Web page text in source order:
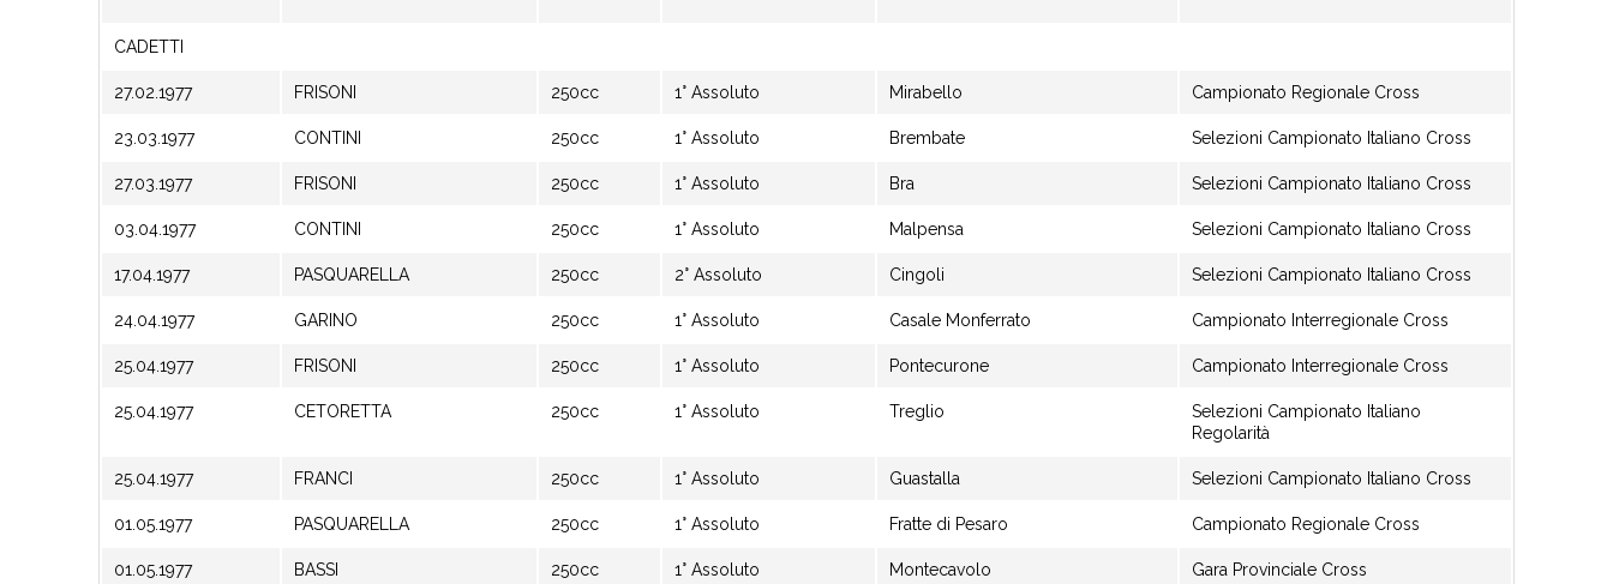
CADETTI
27.02.1977 FRISONI 250cc 1° Assoluto Mirabello Campionato Regionale Cross
23.03.1977 CONTINI 250cc 1° Assoluto Brembate Selezioni Campionato Italiano Cross
27.03.1977 FRISONI 250cc 1° Assoluto Bra Selezioni Campionato Italiano Cross
03.04.1977 CONTINI 250cc 1° Assoluto Malpensa Selezioni Campionato Italiano Cross
17.04.1977 PASQUARELLA 250cc 2° Assoluto Cingoli Selezioni Campionato Italiano Cross
24.04.1977 GARINO 250cc 1° Assoluto Casale Monferrato Campionato Interregionale Cross
25.04.1977 FRISONI 250cc 1° Assoluto Pontecurone Campionato Interregionale Cross
25.04.1977 CETORETTA 250cc 1° Assoluto Treglio
Selezioni Campionato Italiano
Regolarità
25.04.1977 FRANCI 250cc 1° Assoluto Guastalla Selezioni Campionato Italiano Cross
01.05.1977 PASQUARELLA 250cc 1° Assoluto Fratte di Pesaro Campionato Regionale Cross
01.05.1977 BASSI 250cc 1° Assoluto Montecavolo Gara Provinciale Cross